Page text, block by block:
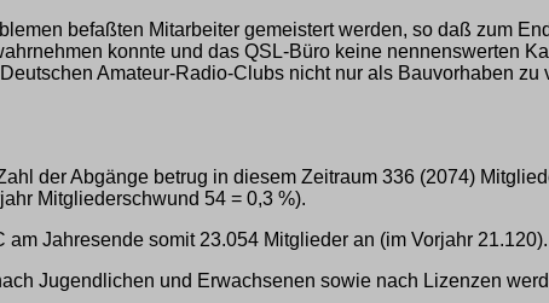
befaßten Mitarbeiter gemeistert werden, so daß zum
konnte und das QSL-Büro keine nennenswerten
Amateur-Radio-Clubs nicht nur als Bauvorhaben
der Abgänge betrug in diesem Zeitraum 336 (2074)
Mitgliederschwund 54 = 0,3 %).
Jahresende somit 23.054 Mitglieder an (im Vorjahr 21.120).
Jugendlichen und Erwachsenen sowie nach Lizenzen